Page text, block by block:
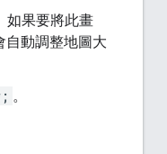
如果要將此畫
自動調整地圖大
。